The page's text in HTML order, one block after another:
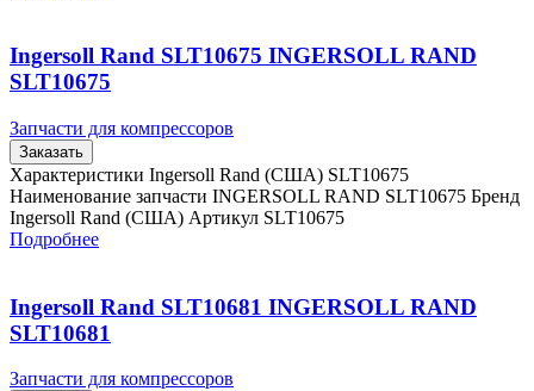
Ingersoll Rand SLT10675 INGERSOLL RAND
SLT10675
Запчасти для компрессоров
Заказать
Характеристики Ingersoll Rand (США) SLT10675
Наименование запчасти INGERSOLL RAND SLT10675 Бренд
Ingersoll Rand (США) Артикул SLT10675
Подробнее
Ingersoll Rand SLT10681 INGERSOLL RAND
SLT10681
Запчасти для компрессоров